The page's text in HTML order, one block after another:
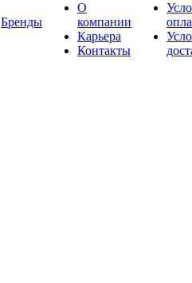
Бренды
О
компании
Карьера
Контакты